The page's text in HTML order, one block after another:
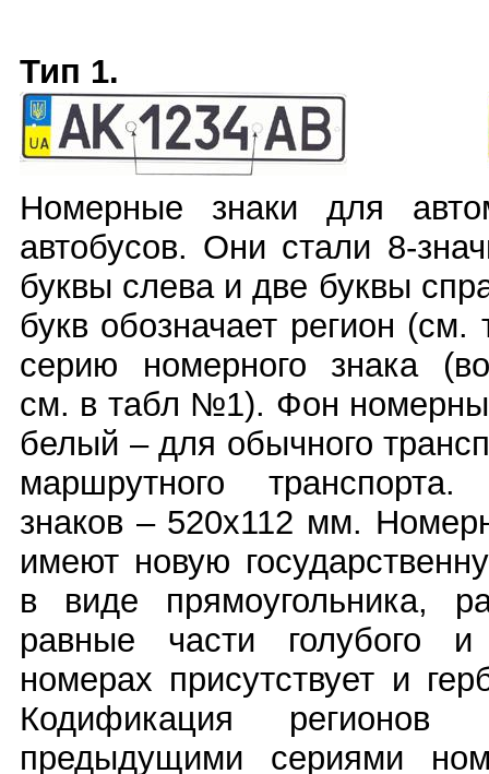
Тип 1.
Номерные знаки для
автобусов. Они стали 8-
буквы слева и две буквы
букв обозначает регион
серию номерного знака
см. в табл №1). Фон
белый – для обычного
маршрутного
знаков – 520х112 мм.
имеют новую
в виде прямоугольника,
равные части голубого
номерах присутствует и
Кодификация
предыдущими сериями